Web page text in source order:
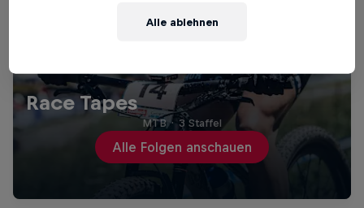
Race Tapes
Alle Folgen anschauen
MTB · 3 Staffel
Alle ablehnen